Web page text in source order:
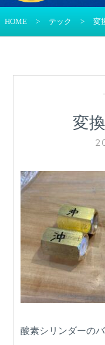
HOME > テック > 変
変
酸素シリンダーの